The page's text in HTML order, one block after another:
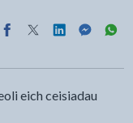
y dudalen hon wrth
y dudalen hon
Rhannwch y dudalen
Rhannwch y
Rhannwch y
eich ceisiadau